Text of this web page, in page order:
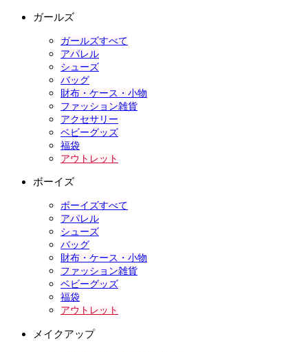
ガールズ
ガールズすべて
アパレル
シューズ
バッグ
財布・ケース・小物
ファッション雑貨
アクセサリー
ベビーグッズ
福袋
アウトレット
ボーイズ
ボーイズすべて
アパレル
シューズ
バッグ
財布・ケース・小物
ファッション雑貨
ベビーグッズ
福袋
アウトレット
メイクアップ